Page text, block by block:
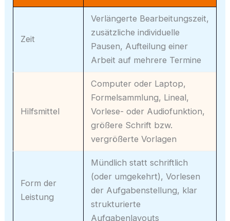
Zeit
Verlängerte Bearbeitungszeit,
zusätzliche individuelle
Pausen, Aufteilung einer
Arbeit auf mehrere Termine
Hilfsmittel
Computer oder Laptop,
Formelsammlung, Lineal,
Vorlese- oder Audiofunktion,
größere Schrift bzw.
vergrößerte Vorlagen
Form der
Leistung
Mündlich statt schriftlich
(oder umgekehrt), Vorlesen
der Aufgabenstellung, klar
strukturierte
Aufgabenlayouts